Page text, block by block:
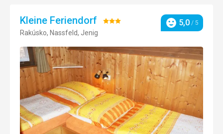
Kleine Feriendorf Hodnotenie:
Rakúsko, Nassfeld, Jenig
Hodnotenie
5,0 / 5